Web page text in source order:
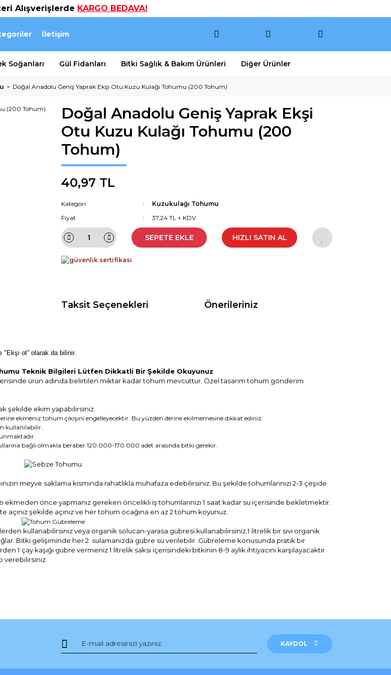
Alışverişlerde KARGO BEDAVA!
İletişim
Soğanları Gül Fidanları Bitki Sağlık & Bakım Ürünleri Diğer Ürünler
Doğal Anadolu Geniş Yaprak Ekşi Otu Kuzu Kulağı Tohumu (200 Tohum)
Doğal Anadolu Geniş Yaprak Ekşi
Otu Kuzu Kulağı Tohumu (200
Tohum)
40,97 TL
Kategori
Kuzukulağı Tohumu
Fiyat
37,24 TL + KDV
SEPETE EKLE HIZLI SATIN AL
Taksit Seçenekleri Önerileriniz
"Ekşi ot” olarak da bilinir.
Teknik Bilgileri Lütfen Dikkatli Bir Şekilde Okuyunuz
ürün adında belirtilen miktar kadar tohum mevcuttur. Özel tasarım tohum gönderim
şekilde ekim yapabilirsiniz.
ekmeniz tohum çıkışını engelleyecektir. Bu yüzden derine ekilmemesine dikkat ediniz.
kullanılabilir.
bağlı olmakla beraber 120.000-170.000 adet arasında bitki gerekir.
meyve saklama kısmında rahatlıkla muhafaza edebilirsiniz. Bu şekilde tohumlarınızı 2-3 çeşide
ekmeden önce yapmanız gereken öncelikli iş tohumlarınızı 1 saat kadar su içerisinde bekletmektir.
açınız şekilde açınız ve her tohum ocağına en az 2 tohum koyunuz.
kullanabilirsiniz veya organik solucan-yarasa gübresi kullanabilirsiniz.1 litrelik bir sıvı organik
Bitki gelişiminde her 2. sulamanızda gübre su verilebilir. Gübreleme konusunda pratik bir
1 çay kaşığı gübre vermeniz 1 litrelik saksı içerisindeki bitkinin 8-9 aylık ihtiyacını karşılayacaktır
verebilirsiniz.
Yorum Yaz
KAYDOL